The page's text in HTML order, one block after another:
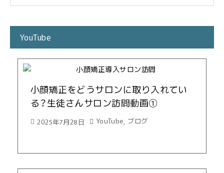
YouTube
小顔矯正をどうサロンに取り入れてい
る？生徒さんサロン訪問動画①
2025年7月28日 YouTube, ブログ